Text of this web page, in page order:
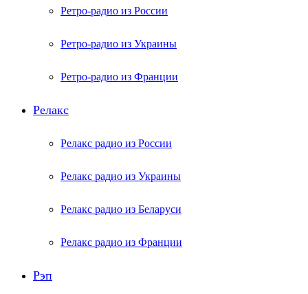
Ретро-радио из России
Ретро-радио из Украины
Ретро-радио из Франции
Релакс
Релакс радио из России
Релакс радио из Украины
Релакс радио из Беларуси
Релакс радио из Франции
Рэп